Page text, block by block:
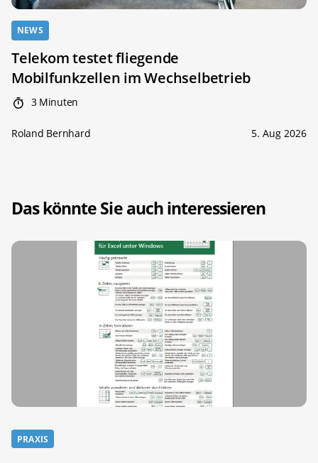
NEWS
Telekom testet fliegende
Mobilfunkzellen im Wechselbetrieb
3 Minuten
Roland Bernhard 5. Aug 2026
Das könnte Sie auch interessieren
PRAXIS